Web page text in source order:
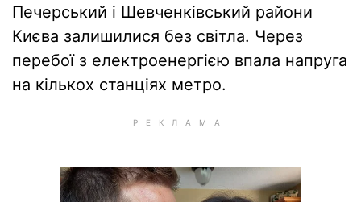
Печерський і Шевченківський райони
Києва залишилися без світла. Через
перебої з електроенергією впала напруга
на кількох станціях метро.